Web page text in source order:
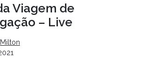
Viagem de
– Live
Milton